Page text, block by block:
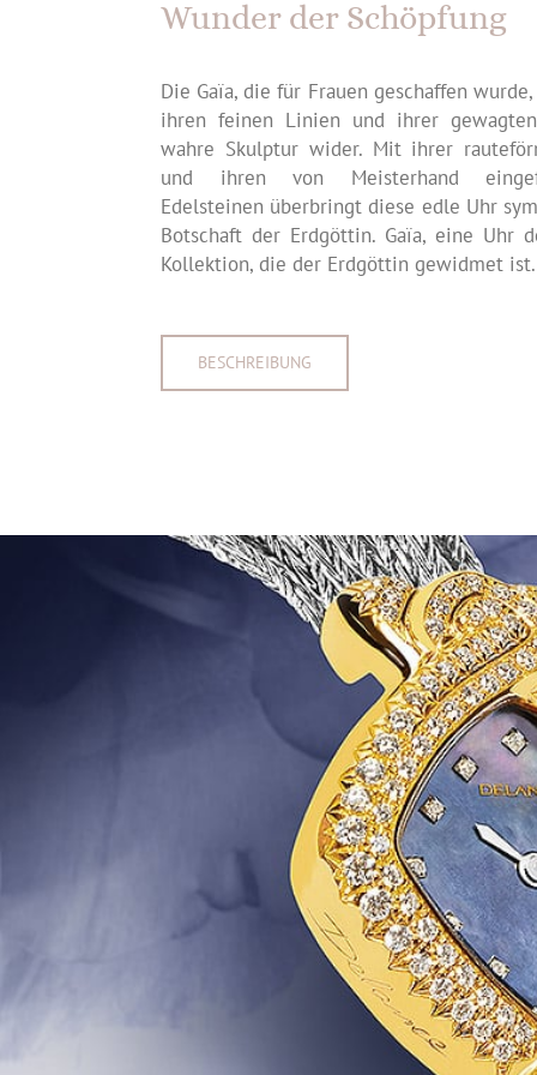
Wunder der Schöpfung
Die Gaïa, die für Frauen geschaffen
ihren feinen Linien und ihrer
wahre Skulptur wider. Mit ihrer
und ihren von Meisterhand
Edelsteinen überbringt diese edle Uhr
Botschaft der Erdgöttin. Gaïa, eine Uhr
Kollektion, die der Erdgöttin gewidmet ist.
BESCHREIBUNG